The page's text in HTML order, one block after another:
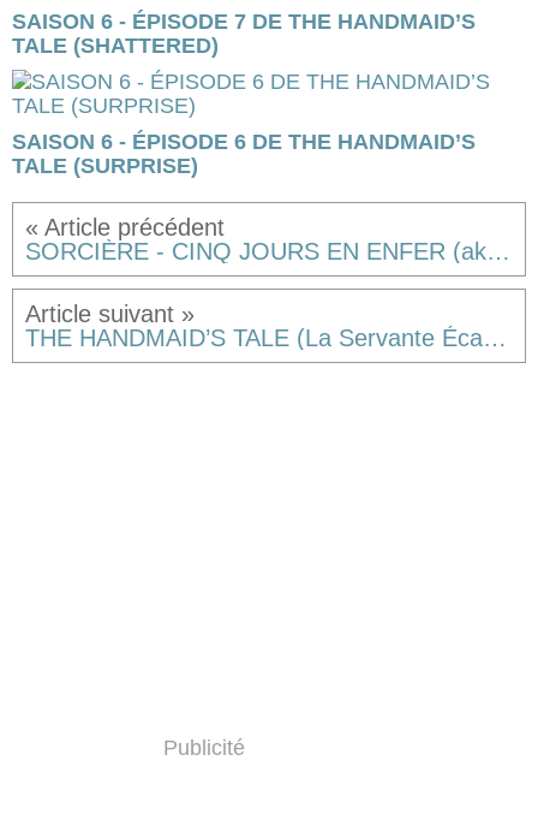
SAISON 6 - ÉPISODE 7 DE THE HANDMAID’S
TALE (SHATTERED)
SAISON 6 - ÉPISODE 6 DE THE HANDMAID’S
TALE (SURPRISE)
SORCIÈRE - CINQ JOURS EN ENFER (aka THE RECKONING en VO) de Neil Marshall [critique]
THE HANDMAID’S TALE (La Servante Écarlate) Saison 4 - Épisode 8 [résumé]
Publicité